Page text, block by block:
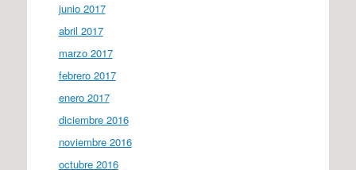
junio 2017
abril 2017
marzo 2017
febrero 2017
enero 2017
diciembre 2016
noviembre 2016
octubre 2016